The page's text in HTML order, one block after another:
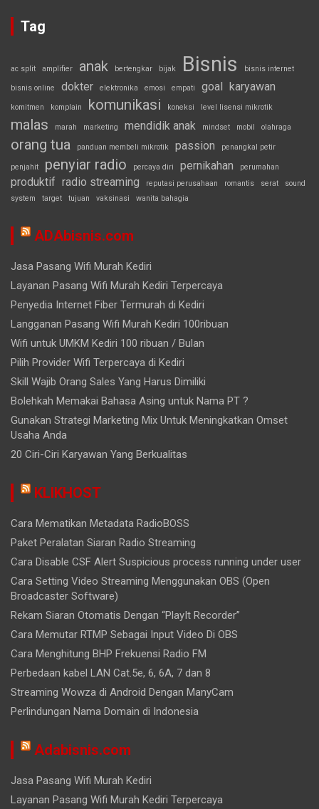
Tag
ac split amplifier anak bertengkar bijak Bisnis bisnis internet
bisnis online dokter elektronika emosi empati goal karyawan
komitmen komplain komunikasi koneksi level lisensi mikrotik
malas marah marketing mendidik anak mindset mobil olahraga
orang tua panduan membeli mikrotik passion penangkal petir
penjahit penyiar radio percaya diri pernikahan perumahan
produktif radio streaming reputasi perusahaan romantis serat
sound
system
target tujuan vaksinasi wanita bahagia
ADAbisnis.com
Jasa Pasang Wifi Murah Kediri
Layanan Pasang Wifi Murah Kediri Terpercaya
Penyedia Internet Fiber Termurah di Kediri
Langganan Pasang Wifi Murah Kediri 100ribuan
Wifi untuk UMKM Kediri 100 ribuan / Bulan
Pilih Provider Wifi Terpercaya di Kediri
Skill Wajib Orang Sales Yang Harus Dimiliki
Bolehkah Memakai Bahasa Asing untuk Nama PT ?
Gunakan Strategi Marketing Mix Untuk Meningkatkan Omset
Usaha Anda
20 Ciri-Ciri Karyawan Yang Berkualitas
KLIKHOST
Cara Mematikan Metadata RadioBOSS
Paket Peralatan Siaran Radio Streaming
Cara Disable CSF Alert Suspicious process running under user
Cara Setting Video Streaming Menggunakan OBS (Open
Broadcaster Software)
Rekam Siaran Otomatis Dengan “PlayIt Recorder”
Cara Memutar RTMP Sebagai Input Video Di OBS
Cara Menghitung BHP Frekuensi Radio FM
Perbedaan kabel LAN Cat.5e, 6, 6A, 7 dan 8
Streaming Wowza di Android Dengan ManyCam
Perlindungan Nama Domain di Indonesia
Adabisnis.com
Jasa Pasang Wifi Murah Kediri
Layanan Pasang Wifi Murah Kediri Terpercaya